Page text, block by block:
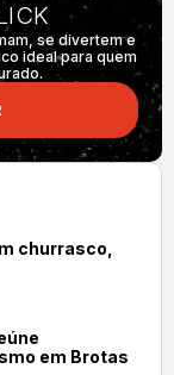
se divertem e
ideal para quem
churrasco,
em Brotas